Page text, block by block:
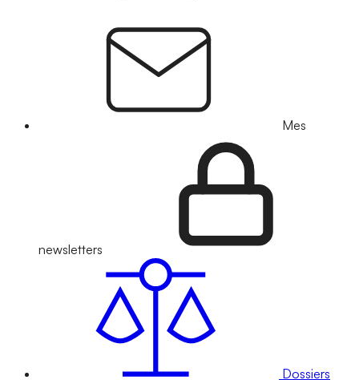
Mes
newsletters
Dossiers